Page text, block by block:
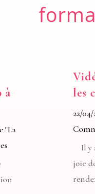
à
"La
les
22/04/
Il y
joie